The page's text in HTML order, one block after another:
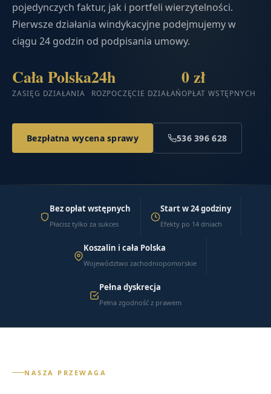
pojedynczych faktur, jak i portfeli wierzytelności.
Pierwsze działania windykacyjne podejmujemy w
ciągu 24 godzin od podpisania umowy.
Cała Polska
ZASIĘG DZIAŁANIA
24h
ROZPOCZĘCIE DZIAŁAŃ
0 zł
OPŁAT WSTĘPNYCH
Bezpłatna wycena sprawy 536 396 628
Bez opłat wstępnych
Płacisz tylko za sukces
Start w 24 godziny
Efekty po 14 dniach
Koszalin i cała Polska
Województwo zachodniopomorskie
Pełna dyskrecja
Pełna zgodność z prawem
NASZA PRZEWAGA